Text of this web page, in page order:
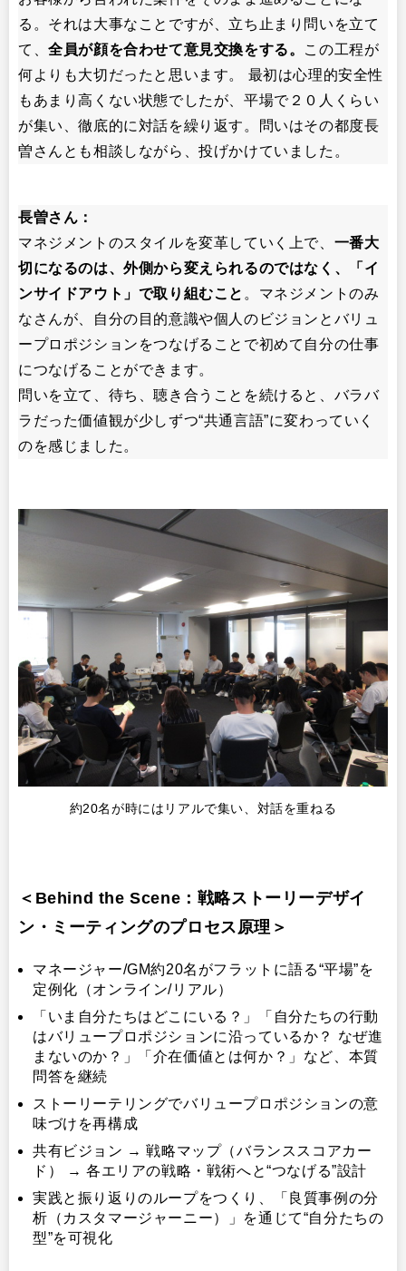
る。それは大事なことですが、立ち止まり問いを立て
て、全員が顔を合わせて意見交換をする。 この工程が
何よりも大切だったと思います。 最初は心理的安全性
もあまり高くない状態でしたが、平場で２０人くらい
が集い、徹底的に対話を繰り返す。問いはその都度長
曽さんとも相談しながら、投げかけていました。
長曽さん：
マネジメントのスタイルを変革していく上で、 一番大
切になるのは、外側から変えられるのではなく、「イ
ンサイドアウト」で取り組むこと 。マネジメントのみ
なさんが、自分の目的意識や個人のビジョンとバリュ
ープロポジションをつなげることで初めて自分の仕事
につなげることができます。
問いを立て、待ち、聴き合うことを続けると、バラバ
ラだった価値観が少しずつ“共通言語”に変わっていく
のを感じました。
約20名が時にはリアルで集い、対話を重ねる
＜Behind the Scene：戦略ストーリーデザイ
ン・ミーティングのプロセス原理＞
マネージャー/GM約20名がフラットに語る“平場”を
定例化（オンライン/リアル）
「いま自分たちはどこにいる？」「自分たちの行動
はバリュープロポジションに沿っているか？ なぜ進
まないのか？」「介在価値とは何か？」など、本質
問答を継続
ストーリーテリングでバリュープロポジションの意
味づけを再構成
共有ビジョン → 戦略マップ（バランススコアカー
ド） → 各エリアの戦略・戦術へと“つなげる”設計
実践と振り返りのループをつくり、「良質事例の分
析（カスタマージャーニー）」を通じて“自分たちの
型”を可視化